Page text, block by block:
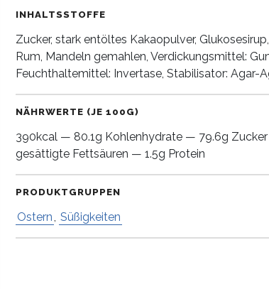
INHALTSSTOFFE
Zucker, stark entöltes Kakaopulver, Glukosesirup,
Rum, Mandeln gemahlen, Verdickungsmittel:
Feuchthaltemittel: Invertase, Stabilisator: Agar-
NÄHRWERTE (JE 100G)
390kcal — 80.1g Kohlenhydrate — 79.6g
gesättigte Fettsäuren — 1.5g Protein
PRODUKTGRUPPEN
Ostern, Süßigkeiten